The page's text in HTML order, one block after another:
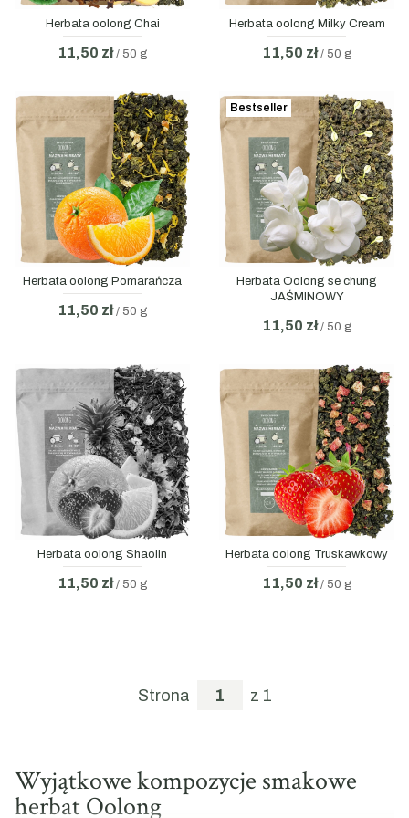
Herbata oolong Chai
11,50 zł/ 50 g
Herbata oolong Milky Cream
11,50 zł/ 50 g
Herbata oolong Pomarańcza
11,50 zł/ 50 g
Bestseller
Herbata Oolong se chung
JAŚMINOWY
11,50 zł/ 50 g
Herbata oolong Shaolin
11,50 zł/ 50 g
Herbata oolong Truskawkowy
11,50 zł/ 50 g
Strona z 1
Wyjątkowe kompozycje smakowe
herbat Oolong